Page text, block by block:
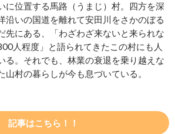
位置する馬路（うまじ）村。四方を深
沿いの国道を離れて安田川をさかのぼる
先にある、「わざわざ来ないと来られな
人程度」と語られてきたこの村にも人
る。それでも、林業の衰退を乗り越えな
山村の暮らしが今も息づいている。
記事はこちら！！